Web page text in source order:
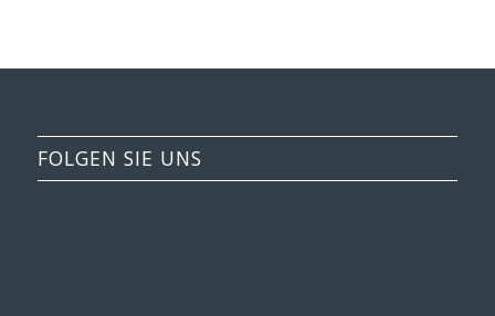
FOLGEN SIE UNS